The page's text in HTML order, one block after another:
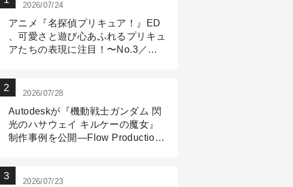
2026/07/24
アニメ『名探偵プリキュア！』ED
、可愛さと遊び心あふれるプリキュ
アたちの表現に注目！〜No.3／ア
2026/07/28
Autodeskが『機動戦士ガンダム 閃
光のハサウェイ キルケーの魔女』
制作事例を公開―Flow Production
2026/07/23